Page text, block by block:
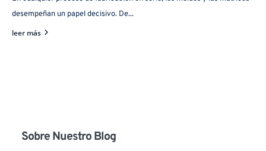
desempeñan un papel decisivo. De...
leer más
Sobre Nuestro Blog
Arquitectura